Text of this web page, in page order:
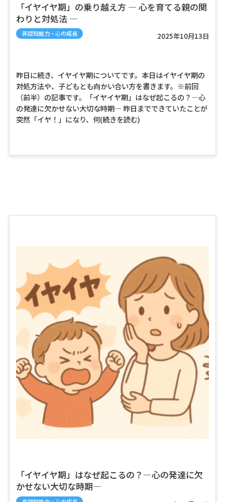
「イヤイヤ期」の乗り越え方 ― 心を育てる親の関
わりと対処法 ―
非認知能力・心の成長 2025年10月13日
昨日に続き、イヤイヤ期についてです。本日はイヤイヤ期の
対処方法や、子どもとも向かい合い方を書きます。※前回
（前半）の記事です。「イヤイヤ期」はなぜ起こるの？―心
の発達に欠かせない大切な時期― 昨日までできていたことが
突然「イヤ！」になり、何(続きを読む)
「イヤイヤ期」はなぜ起こるの？―心の発達に欠
かせない大切な時期―